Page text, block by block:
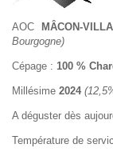
AOC MÂCON-
Bourgogne)
Cépage : 100 %
Millésime 2024
A déguster dès
Température de